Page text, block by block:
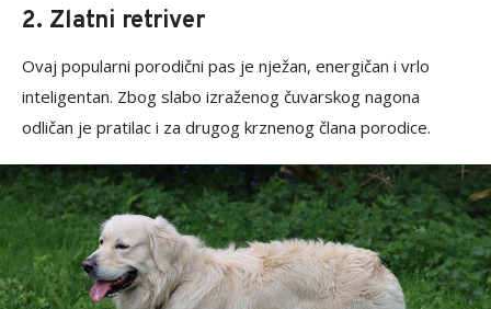
2. Zlatni retriver
Ovaj popularni porodični pas je nježan, energičan i vrlo
inteligentan. Zbog slabo izraženog čuvarskog nagona
odličan je pratilac i za drugog krznenog člana porodice.